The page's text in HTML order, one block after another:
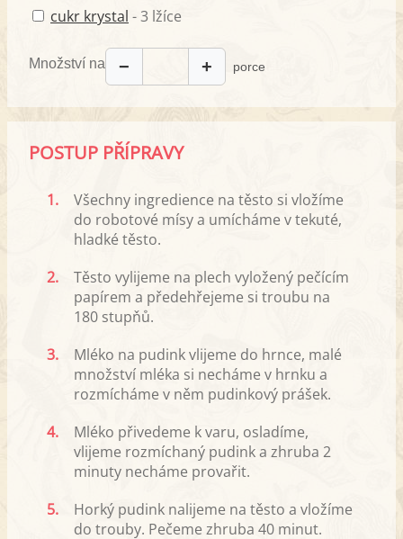
cukr krystal - 3 lžíce
Množství na − + porce
POSTUP PŘÍPRAVY
1.
Všechny ingredience na těsto si vložíme
do robotové mísy a umícháme v tekuté,
hladké těsto.
2.
Těsto vylijeme na plech vyložený pečícím
papírem a předehřejeme si troubu na
180 stupňů.
3.
Mléko na pudink vlijeme do hrnce, malé
množství mléka si necháme v hrnku a
rozmícháme v něm pudinkový prášek.
4.
Mléko přivedeme k varu, osladíme,
vlijeme rozmíchaný pudink a zhruba 2
minuty necháme provařit.
5.
Horký pudink nalijeme na těsto a vložíme
do trouby. Pečeme zhruba 40 minut.